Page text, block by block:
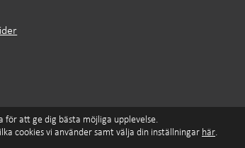
Cookies © Ella&Sigrid
för att ge dig bästa möjliga upplevelse.
cookies vi använder samt välja din inställningar här.